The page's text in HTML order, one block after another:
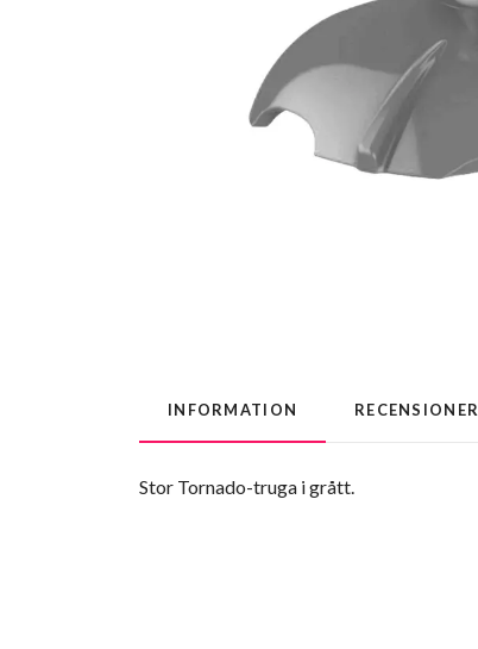
INFORMATION RECENSIONER
Stor Tornado-truga i grått.